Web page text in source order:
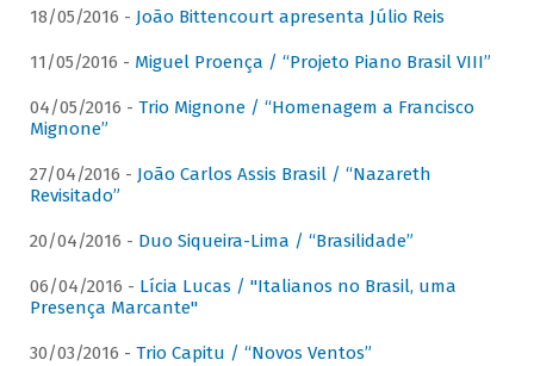
18/05/2016 - João Bittencourt apresenta Júlio Reis
11/05/2016 - Miguel Proença / “Projeto Piano Brasil VIII”
04/05/2016 - Trio Mignone / “Homenagem a Francisco
Mignone”
27/04/2016 - João Carlos Assis Brasil / “Nazareth
Revisitado”
20/04/2016 - Duo Siqueira-Lima / “Brasilidade”
06/04/2016 - Lícia Lucas / "Italianos no Brasil, uma
Presença Marcante"
30/03/2016 - Trio Capitu / “Novos Ventos”